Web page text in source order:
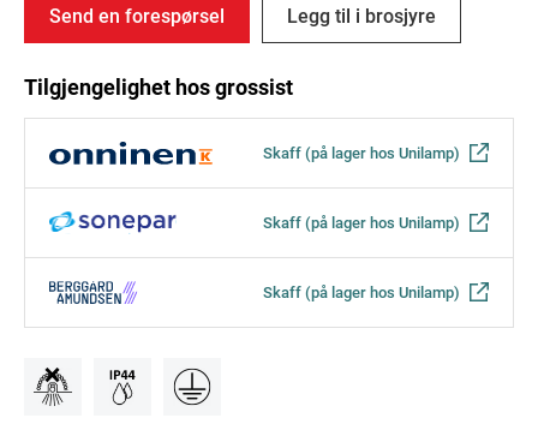
Send en forespørsel Legg til i brosjyre
Tilgjengelighet hos grossist
Skaff (på lager hos Unilamp)
Skaff (på lager hos Unilamp)
Skaff (på lager hos Unilamp)